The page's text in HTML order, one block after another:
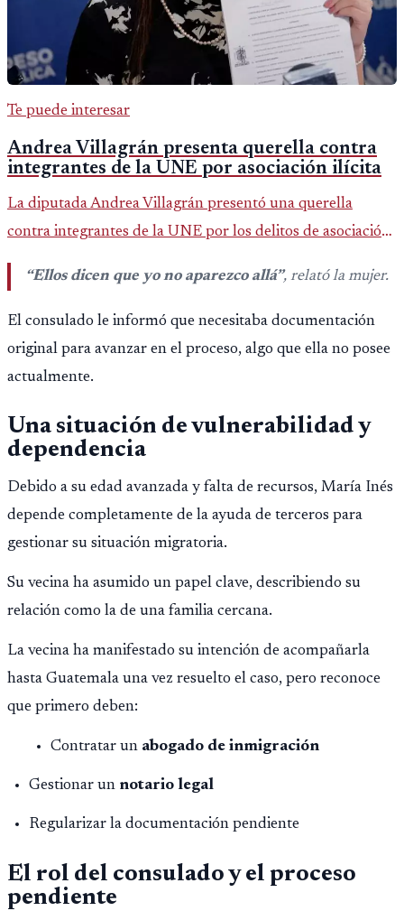
Te puede interesar
Andrea Villagrán presenta querella contra
integrantes de la UNE por asociación ilícita
La diputada Andrea Villagrán presentó una querella
contra integrantes de la UNE por los delitos de asociación
ilícita, terrorismo y sedición.
“Ellos dicen que yo no aparezco allá”, relató la mujer.
El consulado le informó que necesitaba documentación
original para avanzar en el proceso, algo que ella no posee
actualmente.
Una situación de vulnerabilidad y
dependencia
Debido a su edad avanzada y falta de recursos, María Inés
depende completamente de la ayuda de terceros para
gestionar su situación migratoria.
Su vecina ha asumido un papel clave, describiendo su
relación como la de una familia cercana.
La vecina ha manifestado su intención de acompañarla
hasta Guatemala una vez resuelto el caso, pero reconoce
que primero deben:
Contratar un abogado de inmigración
Gestionar un notario legal
Regularizar la documentación pendiente
El rol del consulado y el proceso
pendiente